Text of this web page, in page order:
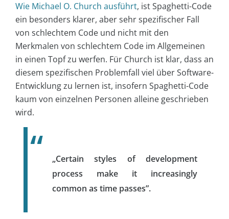
Wie Michael O. Church ausführt, ist Spaghetti-Code
ein besonders klarer, aber sehr spezifischer Fall
von schlechtem Code und nicht mit den
Merkmalen von schlechtem Code im Allgemeinen
in einen Topf zu werfen. Für Church ist klar, dass an
diesem spezifischen Problemfall viel über Software-
Entwicklung zu lernen ist, insofern Spaghetti-Code
kaum von einzelnen Personen alleine geschrieben
wird.
„Certain styles of development
process make it increasingly
common as time passes”.